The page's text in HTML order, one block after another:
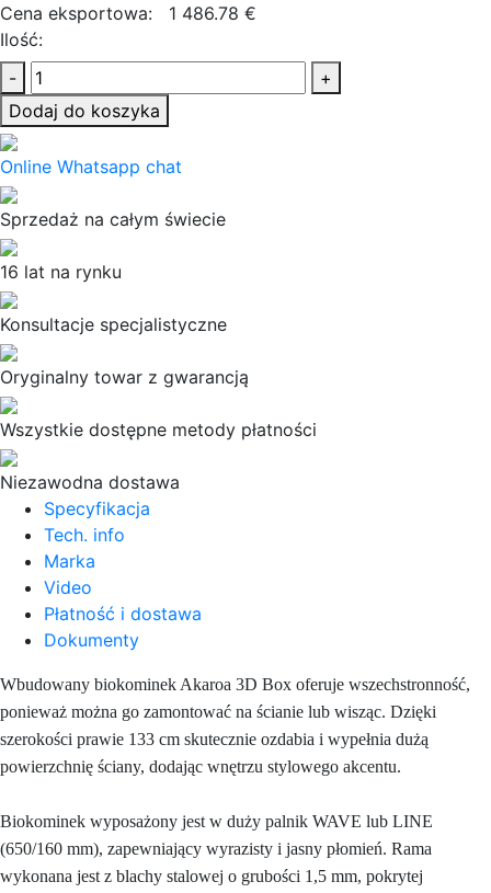
Cena eksportowa:
1 486.78 €
Ilość:
-
+
Dodaj do koszyka
Online Whatsapp chat
Sprzedaż na całym świecie
16 lat na rynku
Konsultacje specjalistyczne
Oryginalny towar z gwarancją
Wszystkie dostępne metody płatności
Niezawodna dostawa
Specyfikacja
Tech. info
Marka
Video
Płatność i dostawa
Dokumenty
Wbudowany biokominek Akaroa 3D Box oferuje wszechstronność,
ponieważ można go zamontować na ścianie lub wisząc. Dzięki
szerokości prawie 133 cm skutecznie ozdabia i wypełnia dużą
powierzchnię ściany, dodając wnętrzu stylowego akcentu.
Biokominek wyposażony jest w duży palnik WAVE lub LINE
(650/160 mm), zapewniający wyrazisty i jasny płomień. Rama
wykonana jest z blachy stalowej o grubości 1,5 mm, pokrytej